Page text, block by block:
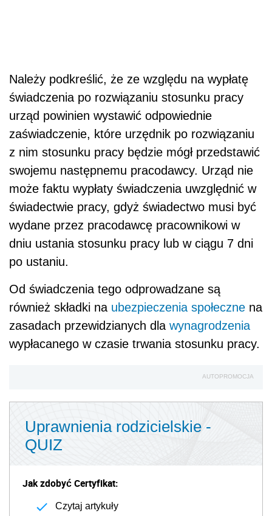
Należy podkreślić, że ze względu na wypłatę
świadczenia po rozwiązaniu stosunku pracy
urząd powinien wystawić odpowiednie
zaświadczenie, które urzędnik po rozwiązaniu
z nim stosunku pracy będzie mógł przedstawić
swojemu następnemu pracodawcy. Urząd nie
może faktu wypłaty świadczenia uwzględnić w
świadectwie pracy, gdyż świadectwo musi być
wydane przez pracodawcę pracownikowi w
dniu ustania stosunku pracy lub w ciągu 7 dni
po ustaniu.
Od świadczenia tego odprowadzane są
również składki na ubezpieczenia społeczne na
zasadach przewidzianych dla wynagrodzenia
wypłacanego w czasie trwania stosunku pracy.
AUTOPROMOCJA
Uprawnienia rodzicielskie -
QUIZ
Jak zdobyć Certyfikat:
Czytaj artykuły